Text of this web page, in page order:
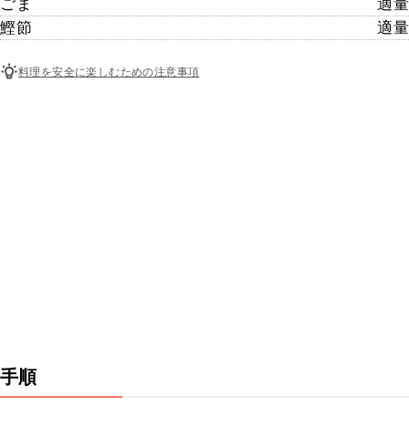
ごま
適量
鰹節
適量
料理を安全に楽しむための注意事項
手順